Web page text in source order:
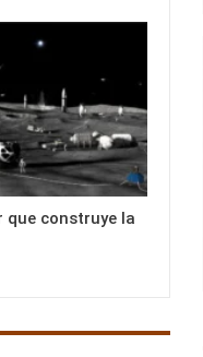
que construye la